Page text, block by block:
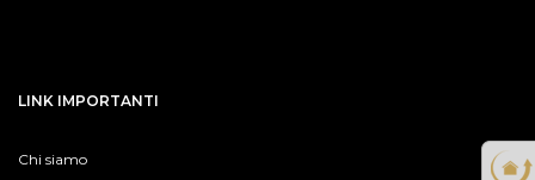
LINK IMPORTANTI
Chi siamo